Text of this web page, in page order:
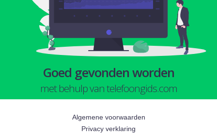
Goed gevonden worden
met behulp van telefoongids.com
Algemene voorwaarden
Privacy verklaring